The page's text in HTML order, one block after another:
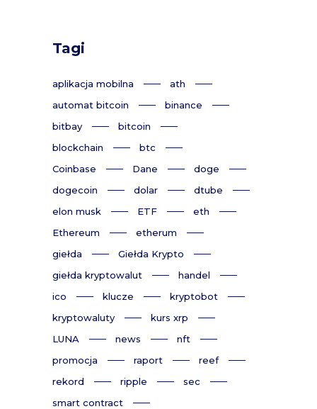
Tagi
aplikacja mobilna
ath
automat bitcoin
binance
bitbay
bitcoin
blockchain
btc
Coinbase
Dane
doge
dogecoin
dolar
dtube
elon musk
ETF
eth
Ethereum
etherum
giełda
Giełda Krypto
giełda kryptowalut
handel
ico
klucze
kryptobot
kryptowaluty
kurs xrp
LUNA
news
nft
promocja
raport
reef
rekord
ripple
sec
smart contract